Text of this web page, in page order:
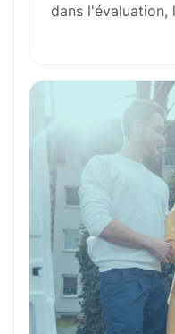
Outils et
Formation et
Perspectives de
Avantages
Ces métiers
dans